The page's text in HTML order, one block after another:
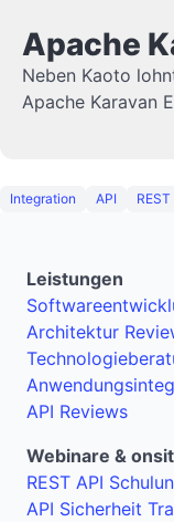
Apache
Neben Kaoto
Apache Karavan
Integration API REST
Leistungen
Architektur
API Reviews
Webinare &
REST API
API Sicherheit